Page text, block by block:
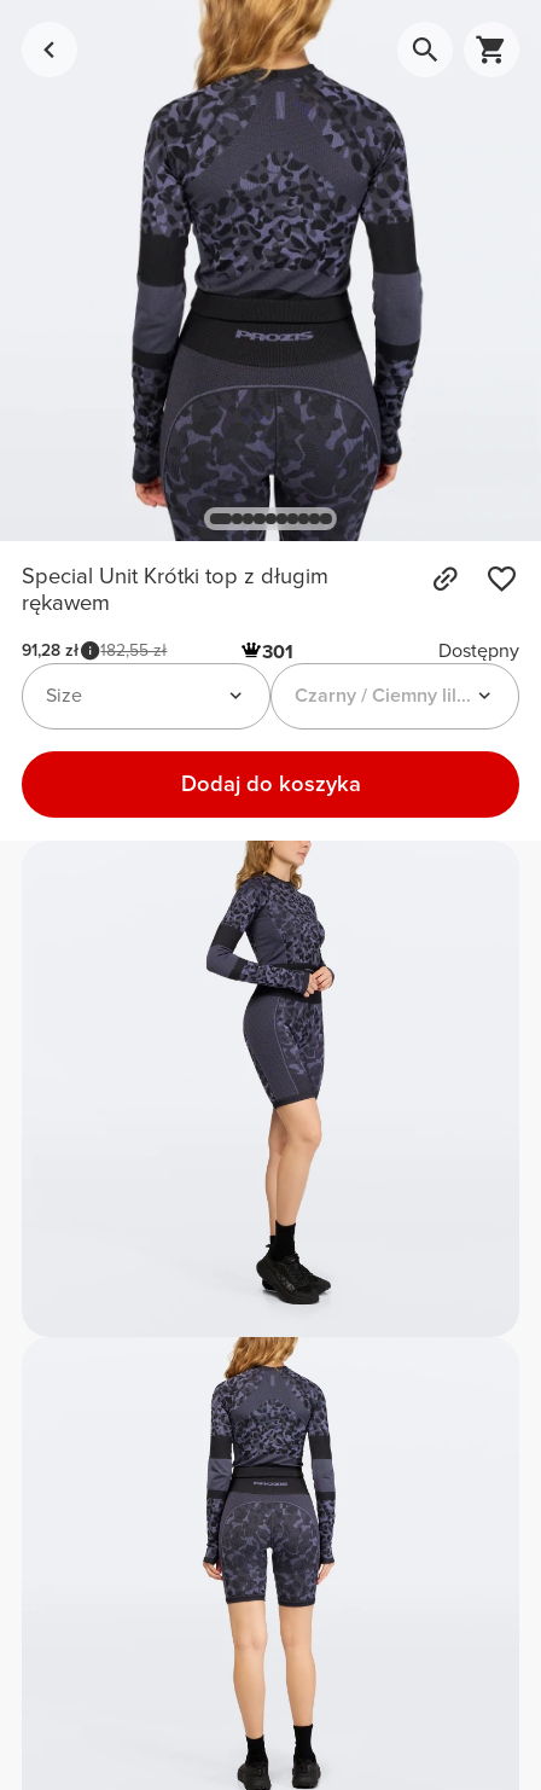
Special Unit Krótki top z długim
rękawem
91,28 zł 182,55 zł 301
Dostępny
Czarny / Ciemny liliowy
Size
Dodaj do koszyka